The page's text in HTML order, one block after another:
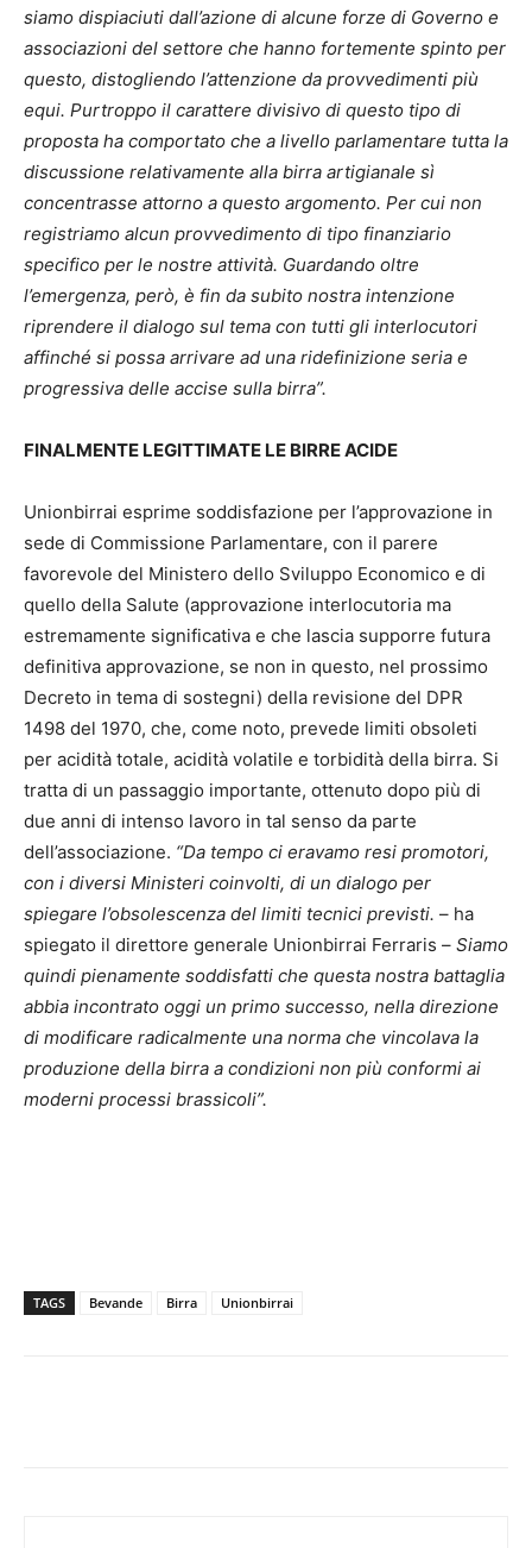
siamo dispiaciuti dall’azione di alcune forze di Governo e
associazioni del settore che hanno fortemente spinto per
questo, distogliendo l’attenzione da provvedimenti più
equi. Purtroppo il carattere divisivo di questo tipo di
proposta ha comportato che a livello parlamentare tutta la
discussione relativamente alla birra artigianale sì
concentrasse attorno a questo argomento. Per cui non
registriamo alcun provvedimento di tipo finanziario
specifico per le nostre attività. Guardando oltre
l’emergenza, però, è fin da subito nostra intenzione
riprendere il dialogo sul tema con tutti gli interlocutori
affinché si possa arrivare ad una ridefinizione seria e
progressiva delle accise sulla birra”.
FINALMENTE LEGITTIMATE LE BIRRE ACIDE
Unionbirrai esprime soddisfazione per l’approvazione in
sede di Commissione Parlamentare, con il parere
favorevole del Ministero dello Sviluppo Economico e di
quello della Salute (approvazione interlocutoria ma
estremamente significativa e che lascia supporre futura
definitiva approvazione, se non in questo, nel prossimo
Decreto in tema di sostegni) della revisione del DPR
1498 del 1970, che, come noto, prevede limiti obsoleti
per acidità totale, acidità volatile e torbidità della birra. Si
tratta di un passaggio importante, ottenuto dopo più di
due anni di intenso lavoro in tal senso da parte
dell’associazione. “Da tempo ci eravamo resi promotori,
con i diversi Ministeri coinvolti, di un dialogo per
spiegare l’obsolescenza del limiti tecnici previsti. – ha
spiegato il direttore generale Unionbirrai Ferraris – Siamo
quindi pienamente soddisfatti che questa nostra battaglia
abbia incontrato oggi un primo successo, nella direzione
di modificare radicalmente una norma che vincolava la
produzione della birra a condizioni non più conformi ai
moderni processi brassicoli”.
TAGS Bevande Birra Unionbirrai